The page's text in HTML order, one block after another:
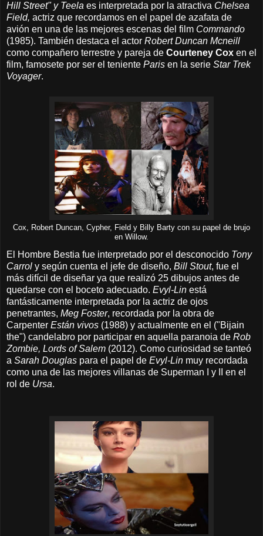
Hill Street" y Teela es interpretada por la atractiva Chelsea
Field, actriz que recordamos en el papel de azafata de
avión en una de las mejores escenas del film Commando
(1985). También destaca el actor Robert Duncan Mcneill
como compañero terrestre y pareja de Courteney Cox en el
film, famosete por ser el teniente Paris en la serie Star Trek
Voyager.
Cox, Robert Duncan, Cypher, Field y Billy Barty con su papel de brujo
en Willow.
El Hombre Bestia fue interpretado por el desconocido Tony
Carrol y según cuenta el jefe de diseño, Bill Stout, fue el
más difícil de diseñar ya que realizó 25 dibujos antes de
quedarse con el boceto adecuado. Evyl-Lin está
fantásticamente interpretada por la actriz de ojos
penetrantes, Meg Foster, recordada por la obra de
Carpenter Están vivos (1988) y actualmente en el ("Bijain
the") candelabro por participar en aquella paranoia de Rob
Zombie, Lords of Salem (2012). Como curiosidad se tanteó
a Sarah Douglas para el papel de Evyl-Lin muy recordada
como una de las mejores villanas de Superman I y II en el
rol de Ursa.